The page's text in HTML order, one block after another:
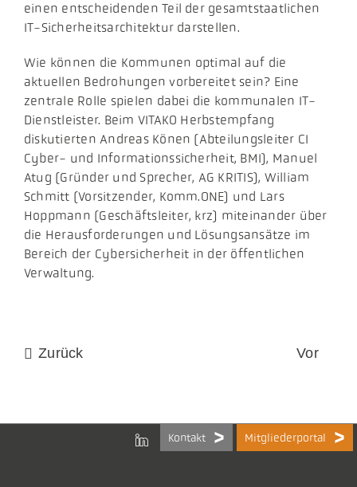
einen entscheidenden Teil der gesamtstaatlichen
IT-Sicherheitsarchitektur darstellen.
Wie können die Kommunen optimal auf die
aktuellen Bedrohungen vorbereitet sein? Eine
zentrale Rolle spielen dabei die kommunalen IT-
Dienstleister. Beim VITAKO Herbstempfang
diskutierten Andreas Könen (Abteilungsleiter CI
Cyber- und Informationssicherheit, BMI), Manuel
Atug (Gründer und Sprecher, AG KRITIS), William
Schmitt (Vorsitzender, Komm.ONE) und Lars
Hoppmann (Geschäftsleiter, krz) miteinander über
die Herausforderungen und Lösungsansätze im
Bereich der Cybersicherheit in der öffentlichen
Verwaltung.
Zurück Vor
Kontakt Mitgliederportal